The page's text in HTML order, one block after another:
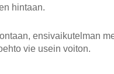
hintaan.
ensivaikutelman
vie usein voiton.